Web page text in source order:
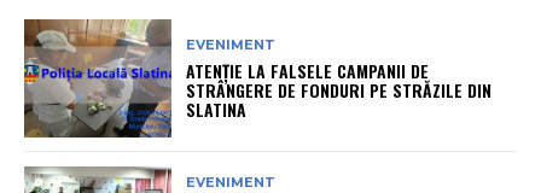
EVENIMENT
ATENȚIE LA FALSELE CAMPANII DE
STRÂNGERE DE FONDURI PE STRĂZILE DIN
SLATINA
EVENIMENT